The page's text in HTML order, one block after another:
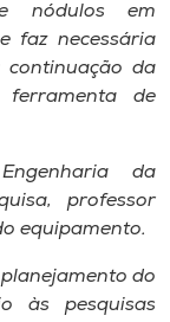
nódulos em
faz necessária
da
de
da
professor
equipamento.
do
às pesquisas